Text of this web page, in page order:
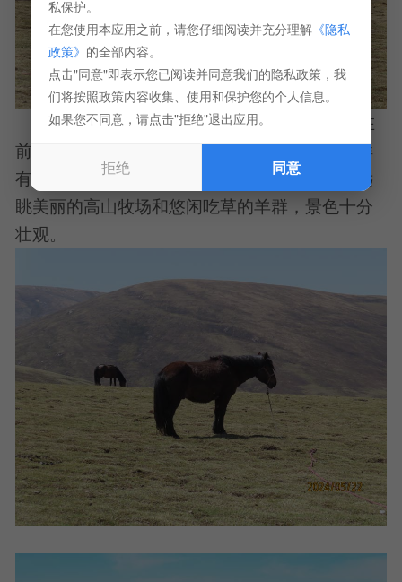
橡皮山连绵起伏，像一座巨大的屏障耸立在
前方。其山路基础柔软，容易下沉，像橡皮一样
有弹性，因此得名。登上橡皮山的山口，可以远
眺美丽的高山牧场和悠闲吃草的羊群，景色十分
壮观。
私保护。
在您使用本应用之前，请您仔细阅读并充分理解《隐私
政策》 的全部内容。
点击"同意"即表示您已阅读并同意我们的隐私政策，我
们将按照政策内容收集、使用和保护您的个人信息。
如果您不同意，请点击"拒绝"退出应用。
拒绝 同意